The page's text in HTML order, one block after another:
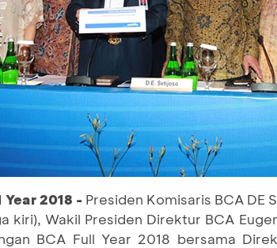
2018 -Presiden Komisaris BCA DE
kiri), Wakil Presiden Direktur BCA
BCA Full Year 2018 bersama